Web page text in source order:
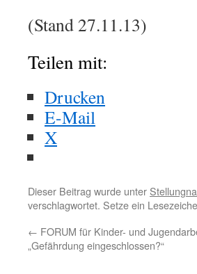
(Stand 27.11.13)
Teilen mit:
Drucken
E-Mail
X
Dieser Beitrag wurde unter
verschlagwortet. Setze ein
← FORUM für Kinder- und
„Gefährdung eingeschlossen?“